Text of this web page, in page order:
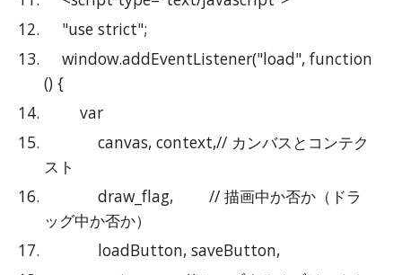
    "use strict";
    window.addEventListener("load", function
() {
        var
            canvas, context,// カンバスとコンテク
スト
            draw_flag,        // 描画中か否か（ドラ
ッグ中か否か）
            loadButton, saveButton,